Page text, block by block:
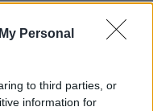
Personal
to third parties, or
information for